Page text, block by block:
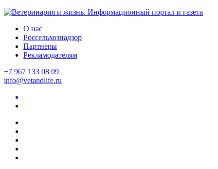
О нас
Россельхознадзор
Партнеры
Рекламодателям
+7 967 133 08 09
info@vetandlife.ru